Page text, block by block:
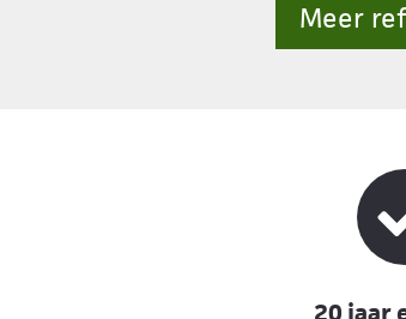
Meer